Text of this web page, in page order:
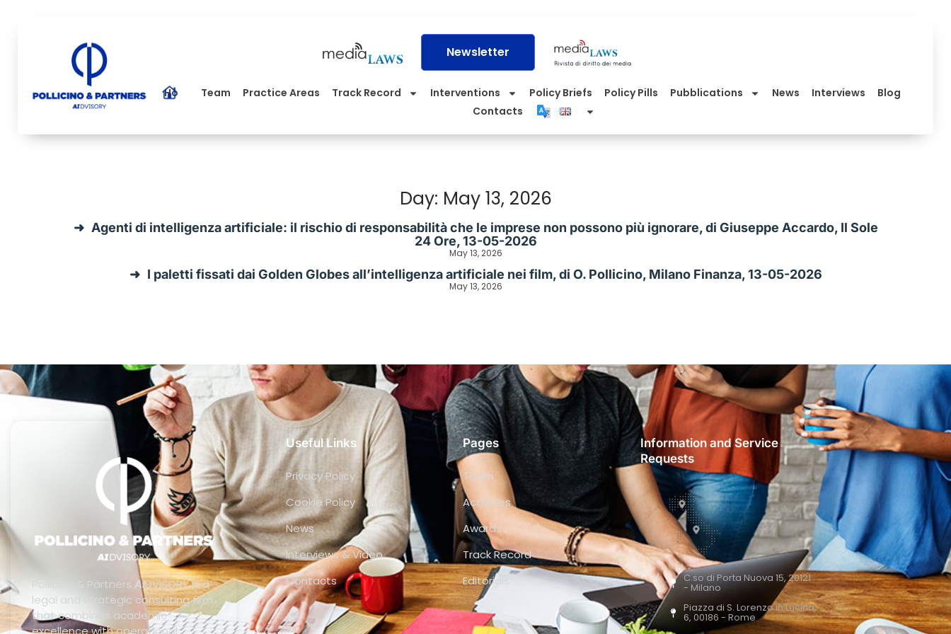
Newsletter
Home Team Practice Areas Track Record Interventions Policy Briefs Policy Pills Pubblications News Interviews
Blog
Contacts
Day: May 13, 2026
Agenti di intelligenza artificiale: il rischio di responsabilità che le imprese non possono più ignorare, di Giuseppe Accardo, Il Sole
24 Ore, 13-05-2026
May 13, 2026
I paletti fissati dai Golden Globes all’intelligenza artificiale nei film, di O. Pollicino, Milano Finanza, 13-05-2026
May 13, 2026
Pollicino & Partners AIDVISORY is a
legal and strategic consulting firm
that combines academic
excellence with operational
Useful Links
Privacy Policy
Cookie Policy
News
Interviews & Video
Contacts
Pages
Team
Activities
Awards
Track Record
Editorials
Information and Service
Requests
C.so di Porta Nuova 15, 20121
- Milano
Piazza di S. Lorenzo in Lucina,
6, 00186 - Rome